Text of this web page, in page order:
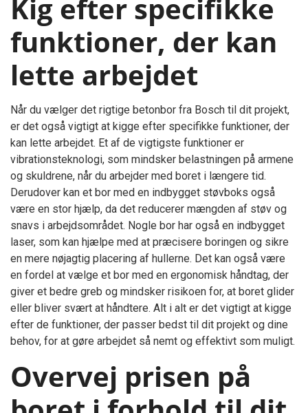
Kig efter specifikke
funktioner, der kan
lette arbejdet
Når du vælger det rigtige betonbor fra Bosch til dit projekt,
er det også vigtigt at kigge efter specifikke funktioner, der
kan lette arbejdet. Et af de vigtigste funktioner er
vibrationsteknologi, som mindsker belastningen på armene
og skuldrene, når du arbejder med boret i længere tid.
Derudover kan et bor med en indbygget støvboks også
være en stor hjælp, da det reducerer mængden af støv og
snavs i arbejdsområdet. Nogle bor har også en indbygget
laser, som kan hjælpe med at præcisere boringen og sikre
en mere nøjagtig placering af hullerne. Det kan også være
en fordel at vælge et bor med en ergonomisk håndtag, der
giver et bedre greb og mindsker risikoen for, at boret glider
eller bliver svært at håndtere. Alt i alt er det vigtigt at kigge
efter de funktioner, der passer bedst til dit projekt og dine
behov, for at gøre arbejdet så nemt og effektivt som muligt.
Overvej prisen på